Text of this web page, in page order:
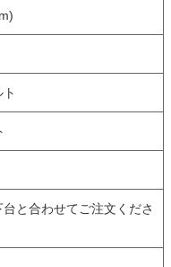
と合わせてご注文くださ